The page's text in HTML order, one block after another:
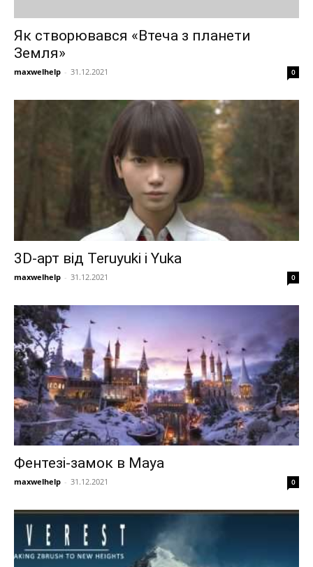
Як створювався «Втеча з планети
Земля»
maxwelhelp - 31.12.2021 0
3D-арт від Teruyuki і Yuka
maxwelhelp - 31.12.2021 0
Фентезі-замок в Maya
maxwelhelp - 31.12.2021 0